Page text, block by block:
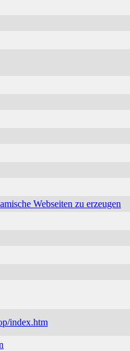
Webseiten zu erzeugen
index.htm